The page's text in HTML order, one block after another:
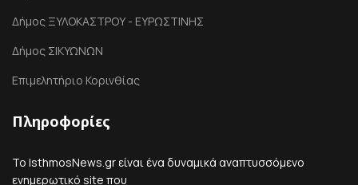
Δήμος ΞΥΛΟΚΑΣΤΡΟΥ - ΕΥΡΩΣΤΙΝΗΣ
Δήμος ΣΙΚΥΩΝΩΝ
Επιμελητήριο Κορινθίας
Πληροφορίες
Το IsthmosNews.gr είναι ένα δυναμικά αναπτυσσόμενο
ενημερωτικό site που